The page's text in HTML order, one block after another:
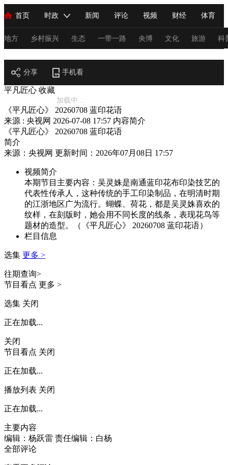
首页 时政 新闻 评论 视频 财经 体育
人民领袖习近平 联播+ 中国领导人 央视快评 习式妙语
直播 栏目大全 节目单 听音 微视频 主持人
海外频道 iPanda English Монгол
地方 乡村振兴 生态 一带一路 央博 文化 旅游 科
总台春晚 网络春晚
新闻 国内 国际 评论 经济
人民领袖习近平 联播+ 热解读
视频 小央视频 小央直播 直播中国
现场 前线 比划 快看 蓝海中国 新兵请入列
体育 直播 竞猜 2026年世界杯 2026年冬奥会
VIP会员 CCTV奥林匹克频道 生活体育大会 体育江湖
分享 手机看
平凡匠心 收藏
加载中...
《平凡匠心》 20260708 蓝印花语
来源 : 央视网 2026-07-08 17:57 内容简介
《平凡匠心》 20260708 蓝印花语
简介
来源：央视网 更新时间：2026年07月08日 17:57
视频简介
本期节目主要内容：吴灵姝是南通蓝印花布印染技艺的
代表性传承人，这种传统的手工印染制品，在明清时期
的江浙地区广为流行。蝴蝶、荷花，都是吴灵姝喜欢的
纹样，在刻版时，她会用不同长度的线条，表现花鸟等
题材的造型。（《平凡匠心》 20260708 蓝印花语）
栏目信息
选集 更多 >
往期查询>
节目看点 更多 >
选集 关闭
正在加载...
关闭
节目看点 关闭
正在加载...
播放列表 关闭
正在加载...
主要内容
编辑：杨跃雷 责任编辑：白杨
全部评论